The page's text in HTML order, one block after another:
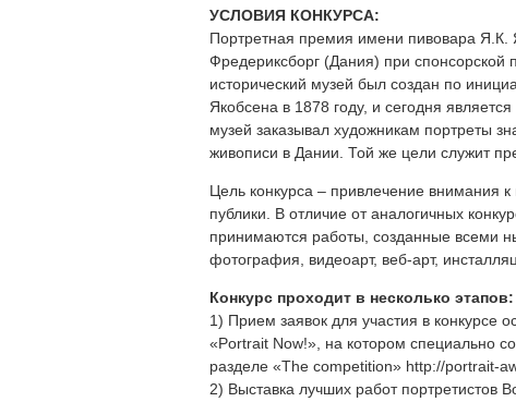
УСЛОВИЯ КОНКУРСА:
Портретная премия имени пивовара Я.К.
Фредериксборг (Дания) при
исторический музей был создан по
Якобсена в 1878 году, и сегодня
музей заказывал художникам портреты
живописи в Дании. Той же цели служит
Цель конкурса – привлечение внимания
публики. В отличие от аналогичных
принимаются работы, созданные всеми
фотография, видеоарт, веб-арт,
Конкурс проходит в несколько этапов:
1) Прием заявок для участия в конкурсе
«Portrait Now!», на котором специально
разделе «The competition» http://portrait-
2) Выставка лучших работ портретистов